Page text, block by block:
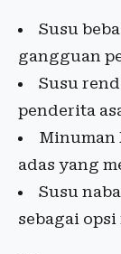
Susu
gangguan
Susu
penderita
Minuman
adas yang
Susu
sebagai